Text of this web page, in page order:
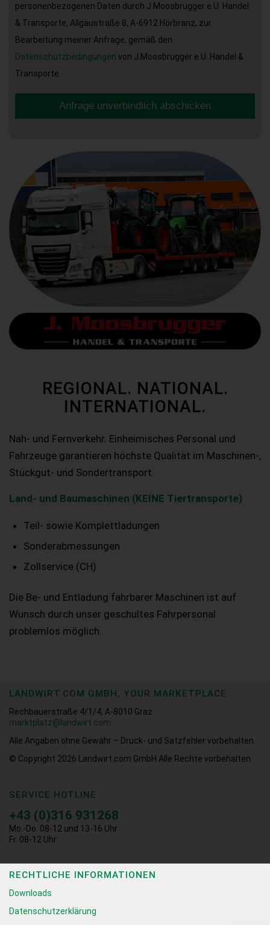
personenbezogenen Daten durch J.Moosbrugger e.U. Handel
& Transporte, Allgäustraße 8, A-6912 Hörbranz, zur
Bearbeitung meiner Anfrage, gemäß den
Datenschutzbedingungen von J.Moosbrugger e.U. Handel &
Transporte.
Anfrage unverbindlich abschicken
REGIONAL. NATIONAL.
INTERNATIONAL.
Nah- und Fernverkehr. Einheimisches Personal und
Fahrzeuge garantieren höchste Qualität im Maschinen-,
Stückgut- und Sondertransport.
Land- und Baumaschinen (KEINE Tiertransporte)
Teil- sowie Komplettladungen
Sonderabmessungen
Zollservice (CH)
Die Be- und Entladung fahrbarer Maschinen ist auf
Wunsch durch unser geschultes Fahrpersonal
problemlos möglich.
LANDWIRT.COM GMBH, YOUR MARKETPLACE
Rechbauerstraße 4/1/4, A-8010 Graz
marktplatz@landwirt.com
Alle Angaben ohne Gewähr – Druck- und Satzfehler vorbehalten.
© Copyright 2026
Landwirt.com GmbH Alle Rechte vorbehalten.
SERVICE HOTLINE
+43 (0)316 931268
Mo.-Do. 08-12 und 13-16 Uhr
Fr. 08-12 Uhr
RECHTLICHE INFORMATIONEN
Downloads
Datenschutzerklärung